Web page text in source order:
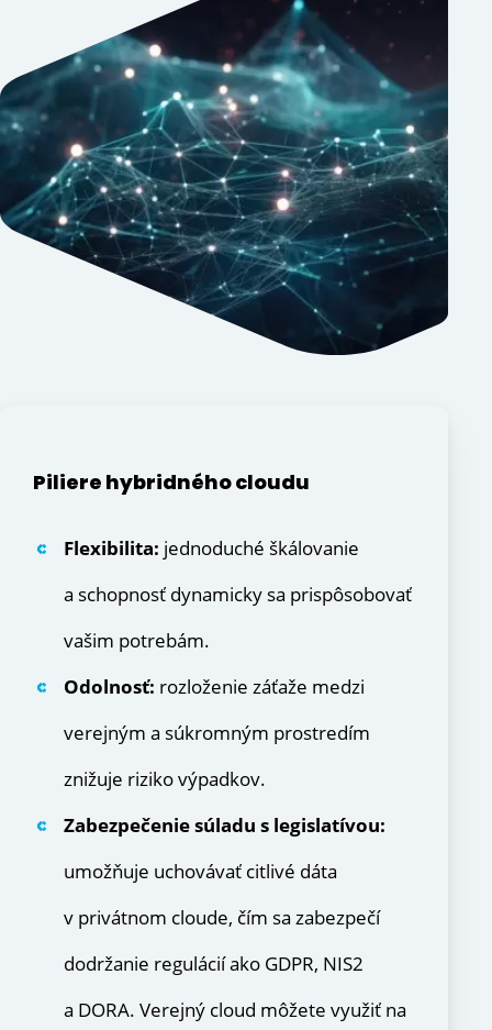
Piliere hybridného cloudu
Flexibilita: jednoduché škálovanie
a schopnosť dynamicky sa prispôsobovať
vašim potrebám.
Odolnosť: rozloženie záťaže medzi
verejným a súkromným prostredím
znižuje riziko výpadkov.
Zabezpečenie súladu s legislatívou:
umožňuje uchovávať citlivé dáta
v privátnom cloude, čím sa zabezpečí
dodržanie regulácií ako GDPR, NIS2
a DORA. Verejný cloud môžete využiť na